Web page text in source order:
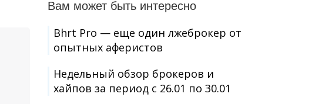
Вам может быть интересно
Bhrt Pro — еще один лжеброкер от
опытных аферистов
Недельный обзор брокеров и
хайпов за период с 26.01 по 30.01